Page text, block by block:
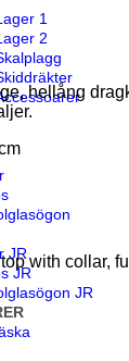
1
2
JR
JR
JR
hellång
with collar,